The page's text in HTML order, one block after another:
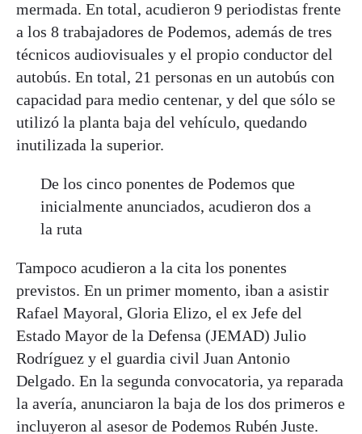
mermada. En total, acudieron 9 periodistas frente
a los 8 trabajadores de Podemos, además de tres
técnicos audiovisuales y el propio conductor del
autobús. En total, 21 personas en un autobús con
capacidad para medio centenar, y del que sólo se
utilizó la planta baja del vehículo, quedando
inutilizada la superior.
De los cinco ponentes de Podemos que
inicialmente anunciados, acudieron dos a
la ruta
Tampoco acudieron a la cita los ponentes
previstos. En un primer momento, iban a asistir
Rafael Mayoral, Gloria Elizo, el ex Jefe del
Estado Mayor de la Defensa (JEMAD) Julio
Rodríguez y el guardia civil Juan Antonio
Delgado. En la segunda convocatoria, ya reparada
la avería, anunciaron la baja de los dos primeros e
incluyeron al asesor de Podemos Rubén Juste.